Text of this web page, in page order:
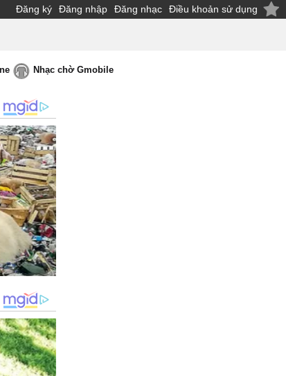
Đăng ký Đăng nhập Đăng nhạc Điều khoản sử dụng
Nhạc chờ Gmobile